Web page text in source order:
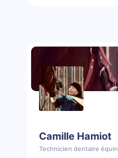
Camille Hamiot
Technicien dentaire équin